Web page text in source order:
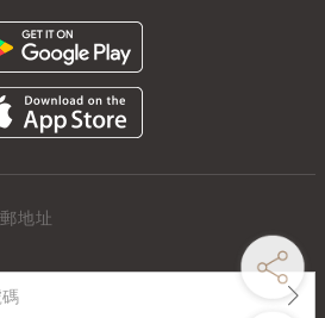
地址